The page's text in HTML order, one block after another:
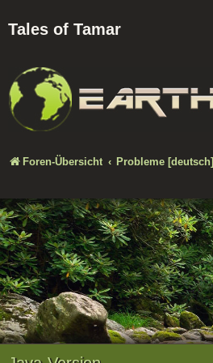
Tales of Tamar
Foren-Übersicht Probleme [deutsch]